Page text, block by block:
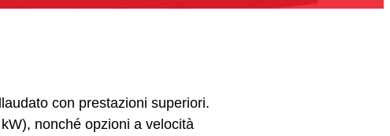
con prestazioni superiori.
nonché opzioni a velocità